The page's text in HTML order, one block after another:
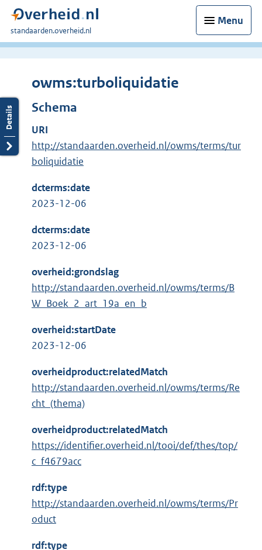
Menu
U
bent
standaarden.overheid.nl
owms:turboliquidatie
Schema
URI
http://standaarden.overheid.nl/owms/terms/tur
boliquidatie
dcterms:date
2023-12-06
dcterms:date
2023-12-06
overheid:grondslag
http://standaarden.overheid.nl/owms/terms/B
W_Boek_2_art_19a_en_b
overheid:startDate
2023-12-06
overheidproduct:relatedMatch
http://standaarden.overheid.nl/owms/terms/Re
cht_(thema)
overheidproduct:relatedMatch
https://identifier.overheid.nl/tooi/def/thes/top/
c_f4679acc
rdf:type
http://standaarden.overheid.nl/owms/terms/Pr
oduct
rdf:type